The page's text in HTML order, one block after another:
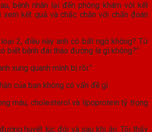
bệnh nhân lại đến phòng khám với kết
xem kết quả và chắc chắn với chẩn đoán
2, điều này anh có bất ngờ không? Từ
biết bệnh đái tháo đường là gì không?”
xung quanh mình bị rồi.”
của bạn không có vấn đề gì.
máu, cholesterol và lipoprotein tỷ trọng
huyết lúc đói và sau khi ăn. Tôi thấy